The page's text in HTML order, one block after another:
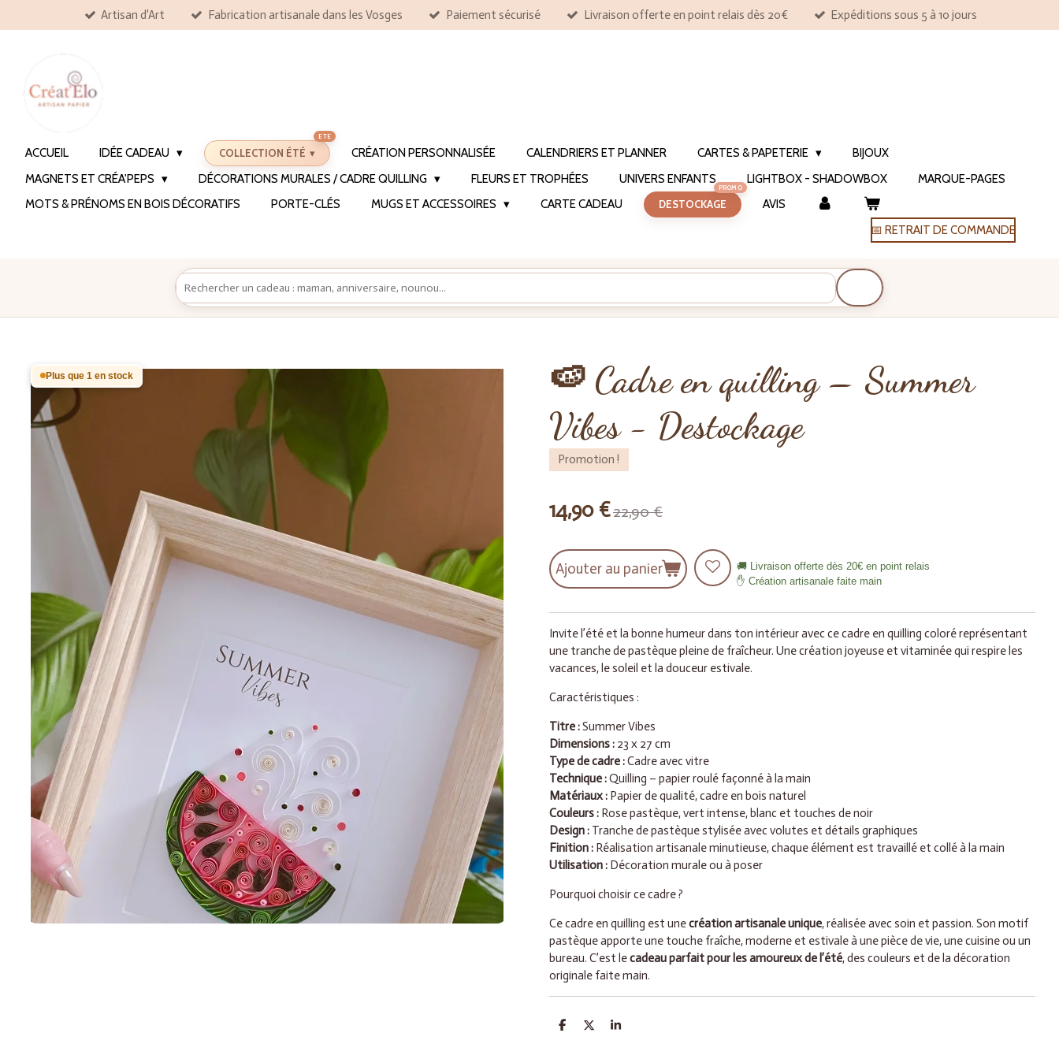
au
Artisan d'Art Fabrication artisanale dans les Vosges Paiement sécurisé Livraison offerte en point relais dès 20€ Expéditions sous 5 à 10 jours
ACCUEIL IDÉE CADEAU COLLECTION ÉTÉ CRÉATION PERSONNALISÉE CALENDRIERS ET PLANNER CARTES & PAPETERIE
BIJOUX
MAGNETS ET CRÉA'PEPS
DÉCORATIONS MURALES / CADRE QUILLING FLEURS ET TROPHÉES UNIVERS ENFANTS LIGHTBOX - SHADOWBOX
MARQUE-PAGES
MOTS & PRÉNOMS EN BOIS DÉCORATIFS
PORTE-CLÉS MUGS ET ACCESSOIRES CARTE CADEAU DESTOCKAGE
AVIS
📅 RETRAIT DE COMMANDE
🍉 Cadre en quilling – Summer
Vibes - Destockage
Promotion !
Plus que 1 en stock
14,90 €22,90 €
Ajouter au panier
🚚 Livraison offerte dès 20€ en point relais
✋ Création artisanale faite main
Invite l’été et la bonne humeur dans ton intérieur avec ce cadre en quilling coloré représentant
une tranche de pastèque pleine de fraîcheur. Une création joyeuse et vitaminée qui respire les
vacances, le soleil et la douceur estivale.
Caractéristiques :
Titre :Summer Vibes
Dimensions : 23 x 27 cm
Type de cadre :Cadre avec vitre
Technique :Quilling – papier roulé façonné à la main
Matériaux : Papier de qualité, cadre en bois naturel
Couleurs : Rose pastèque, vert intense, blanc et touches de noir
Design : Tranche de pastèque stylisée avec volutes et détails graphiques
Finition : Réalisation artisanale minutieuse, chaque élément est travaillé et collé à la main
Utilisation : Décoration murale ou à poser
Pourquoi choisir ce cadre ?
Ce cadre en quilling est unecréation artisanale unique, réalisée avec soin et passion. Son motif
pastèque apporte une touche fraîche, moderne et estivale à une pièce de vie, une cuisine ou un
bureau. C’est lecadeau parfait pour les amoureux de l’été, des couleurs et de la décoration
originale faite main.
P
P
P